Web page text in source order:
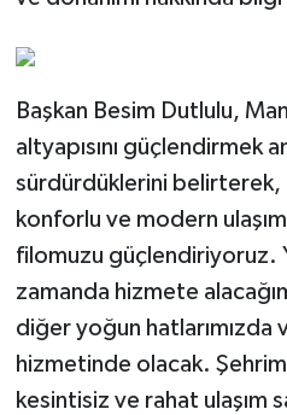
Başkan Besim Dutlulu,
altyapısını güçlendirmek
sürdürdüklerini belirterek,
konforlu ve modern
filomuzu güçlendiriyoruz.
zamanda hizmete
diğer yoğun hatlarımızda
hizmetinde olacak.
kesintisiz ve rahat ulaşım